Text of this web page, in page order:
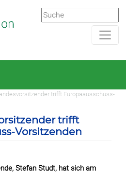
trifft Europaausschuss-
trifft
Vorsitzenden
Stefan Studt, hat sich am